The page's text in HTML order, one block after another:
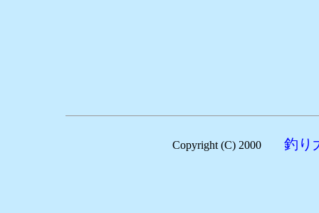
Copyright (C) 2000 釣り